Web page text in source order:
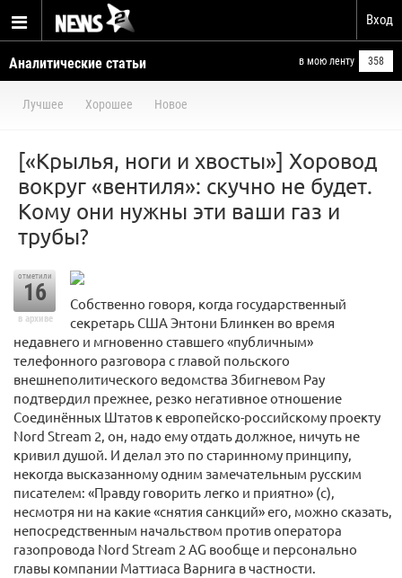
Вход
Аналитические статьи в мою ленту 358
Лучшее Хорошее Новое
[«Крылья, ноги и хвосты»] Хоровод
вокруг «вентиля»: скучно не будет.
Кому они нужны эти ваши газ и
трубы?
отметили
16
в архиве
Собственно говоря, когда государственный
секретарь США Энтони Блинкен во время
недавнего и мгновенно ставшего «публичным»
телефонного разговора с главой польского
внешнеполитического ведомства Збигневом Рау
подтвердил прежнее, резко негативное отношение
Соединённых Штатов к европейско-российскому проекту
Nord Stream 2, он, надо ему отдать должное, ничуть не
кривил душой. И делал это по старинному принципу,
некогда высказанному одним замечательным русским
писателем: «Правду говорить легко и приятно» (с),
несмотря ни на какие «снятия санкций» его, можно сказать,
непосредственным начальством против оператора
газопровода Nord Stream 2 AG вообще и персонально
главы компании Маттиаса Варнига в частности.